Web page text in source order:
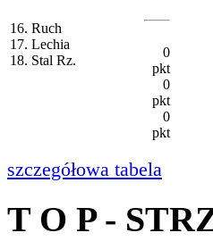
16. Ruch
17. Lechia
18. Stal Rz.
0
pkt
0
pkt
0
pkt
szczegółowa tabela
T O P -